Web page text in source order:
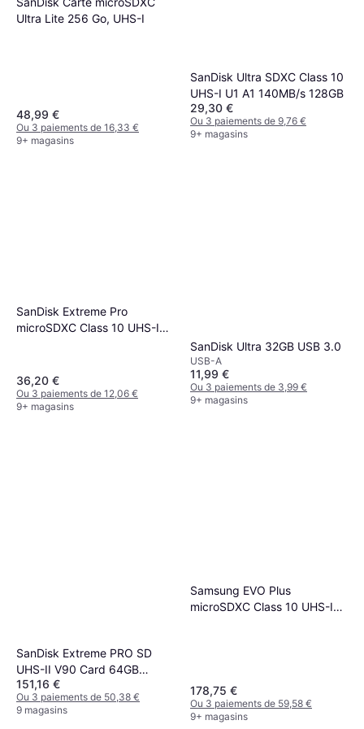
Ultra Lite 256 Go, UHS-I
48,99 €
Ou 3 paiements de 16,33 €
9+ magasins
SanDisk Ultra SDXC Class 10
UHS-I U1 A1 140MB/s 128GB
29,30 €
Ou 3 paiements de 9,76 €
9+ magasins
SanDisk Extreme Pro
microSDXC Class 10 UHS-I
36,20 €
Ou 3 paiements de 12,06 €
9+ magasins
SanDisk Ultra 32GB USB 3.0
USB-A
11,99 €
Ou 3 paiements de 3,99 €
9+ magasins
SanDisk Extreme PRO SD
UHS-II V90 Card 64GB
SDSDXDM-064G
151,16 €
Ou 3 paiements de 50,38 €
9 magasins
Samsung EVO Plus
microSDXC Class 10 UHS-I
178,75 €
Ou 3 paiements de 59,58 €
9+ magasins